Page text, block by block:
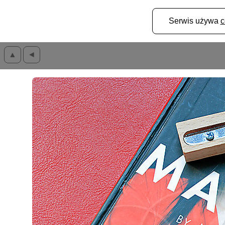
Serwis używa
▲ ◄